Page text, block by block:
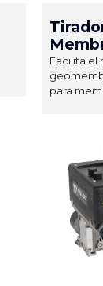
Facilita el
para